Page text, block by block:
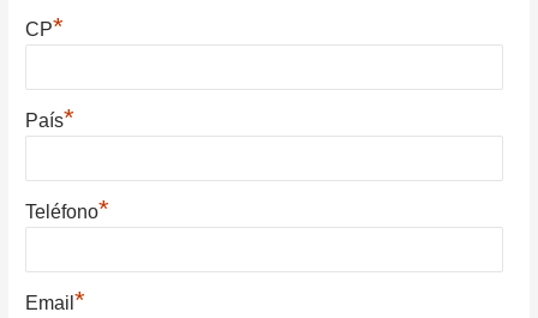
CP*
País*
Teléfono*
Email*